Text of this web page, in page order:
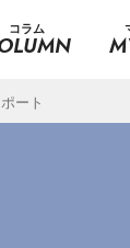
コラム
ート